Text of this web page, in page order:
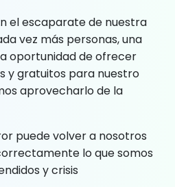
el escaparate de nuestra
vez más personas, una
oportunidad de ofrecer
y gratuitos para nuestro
aprovecharlo de la
puede volver a nosotros
lo que somos
y crisis